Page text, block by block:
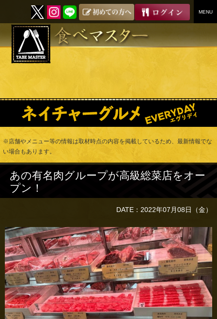
MENU
SKIP
※店舗やメニュー等の情報は取材時点の内容を掲載しているため、最新情報でな
い場合もあります。
あの有名肉グループが高級総菜店をオー
プン！
DATE：2022年07月08日（金）